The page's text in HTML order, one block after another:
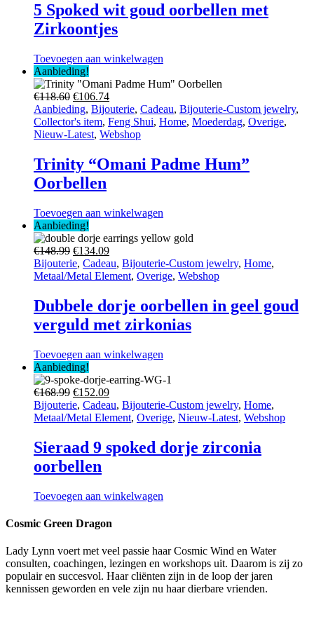
5 Spoked wit goud oorbellen met
Zirkoontjes
Toevoegen aan winkelwagen
Aanbieding!
€118.60 Oorspronkelijke
prijs
was:
€118.60.
€106.74Huidige
prijs
is:
€106.74.
Aanbieding, Bijouterie, Cadeau, Bijouterie-Custom jewelry,
Collector's item, Feng Shui, Home, Moederdag, Overige,
Nieuw-Latest, Webshop
Trinity “Omani Padme Hum”
Oorbellen
Toevoegen aan winkelwagen
Aanbieding!
€148.99 Oorspronkelijke
prijs
was:
€134.09Huidige
prijs
is:
Bijouterie, Cadeau, Bijouterie-Custom jewelry, Home,
Metaal/Metal Element, Overige, Webshop
Dubbele dorje oorbellen in geel goud
verguld met zirkonias
Toevoegen aan winkelwagen
Aanbieding!
€168.99 Oorspronkelijke
prijs
was:
€152.09Huidige
prijs
is:
Bijouterie, Cadeau, Bijouterie-Custom jewelry, Home,
Metaal/Metal Element, Overige, Nieuw-Latest, Webshop
Sieraad 9 spoked dorje zirconia
oorbellen
Toevoegen aan winkelwagen
Cosmic Green Dragon
Lady Lynn voert met veel passie haar Cosmic Wind en Water
consulten, coachingen, lezingen en workshops uit. Daarom is zij zo
populair en succesvol. Haar cliënten zijn in de loop der jaren
kennissen geworden en vele zijn nu haar dierbare vrienden.